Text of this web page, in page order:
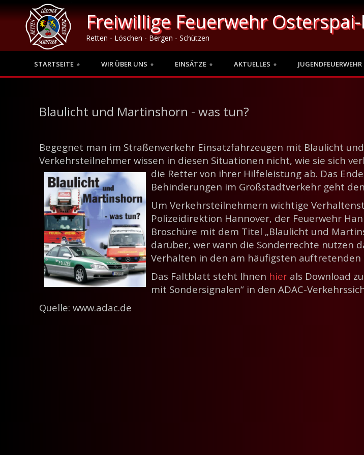
Retten - Löschen - Bergen - Schützen
Freiwillige Feuerwehr
STARTSEITE WIR ÜBER UNS EINSÄTZE AKTUELLES JUGENDFEUERWEHR
Blaulicht und Martinshorn - was tun?
Begegnet man im Straßenverkehr Einsatzfahrzeugen mit Blaulicht
Verkehrsteilnehmer wissen in diesen Situationen nicht, wie sie sich
die Retter von ihrer Hilfeleistung ab. Das
Behinderungen im Großstadtverkehr geht
Um Verkehrsteilnehmern wichtige
Polizeidirektion Hannover, der Feuerwehr
Broschüre mit dem Titel „Blaulicht und
darüber, wer wann die Sonderrechte nutzen
Verhalten in den am häufigsten
Das Faltblatt steht Ihnen hier als Download
mit Sondersignalen“ in den ADAC-
Quelle: www.adac.de